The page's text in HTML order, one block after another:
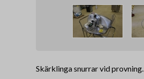
Skärklinga snurrar vid provning.